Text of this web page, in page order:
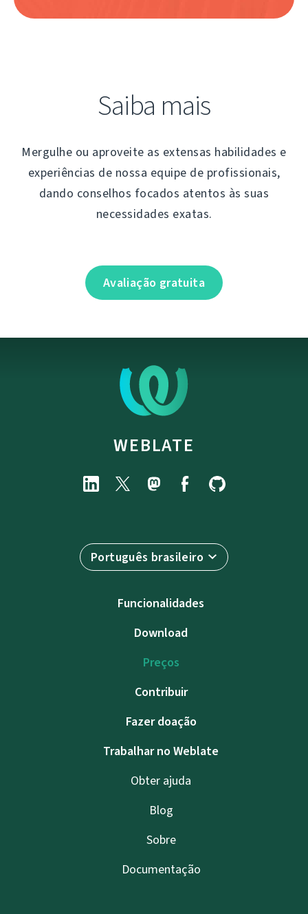
Saiba mais
Mergulhe ou aproveite as extensas habilidades e
experiências de nossa equipe de profissionais,
dando conselhos focados atentos às suas
necessidades exatas.
Avaliação gratuita
WEBLATE
Português brasileiro
Funcionalidades
Download
Preços
Contribuir
Fazer doação
Trabalhar no Weblate
Obter ajuda
Blog
Sobre
Documentação